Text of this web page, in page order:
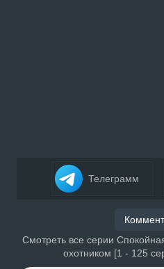
Телеграмм
Смотреть все серии
охотником [1 - 125